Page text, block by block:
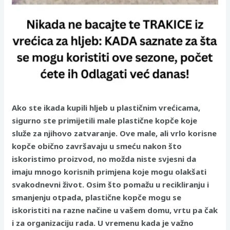
Ako ste ikada kupili hljeb u plastičnim vrećicama,
sigurno ste primijetili male plastične kopče koje
služe za njihovo zatvaranje. Ove male, ali vrlo korisne
kopče obično završavaju u smeću nakon što
iskoristimo proizvod, no možda niste svjesni da
imaju mnogo korisnih primjena koje mogu olakšati
svakodnevni život. Osim što pomažu u recikliranju i
smanjenju otpada, plastične kopče mogu se
iskoristiti na razne načine u vašem domu, vrtu pa čak
i za organizaciju rada. U vremenu kada je važno